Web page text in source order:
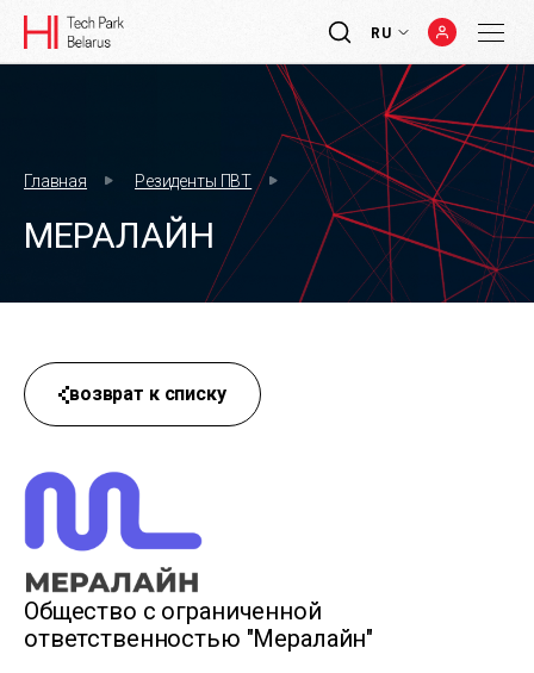
RU
Главная Резиденты ПВТ
МЕРАЛАЙН
Общество с ограниченной
ответственностью "Мералайн"
возврат к списку